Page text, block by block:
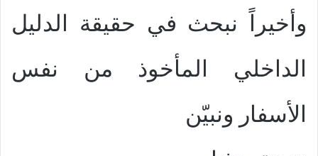
وأخيراً نبحث في حقيقة الدليل
الداخلي المأخوذ من نفس
الأسفار ونبيّن